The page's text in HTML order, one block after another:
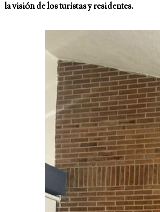
la visión de los turistas y residentes.